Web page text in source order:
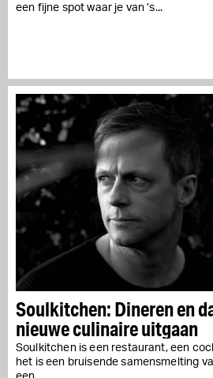
een fijne spot waar je van ’s...
Soulkitchen: Dineren en
nieuwe culinaire uitgaan
Soulkitchen is een restaurant, een
het is een bruisende samensmelting